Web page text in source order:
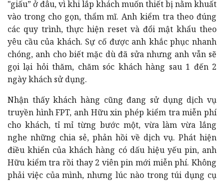
"giấu” ở đâu, vì khi lắp khách muốn thiết bị nằm khuất
vào trong cho gọn, thẩm mĩ. Anh kiểm tra theo đúng
các quy trình, thực hiện reset và đổi mật khẩu theo
yêu cầu của khách. Sự cố được anh khắc phục nhanh
chóng, anh cho biết mặc dù đã sửa nhưng anh vẫn sẽ
gọi lại hỏi thăm, chăm sóc khách hàng sau 1 đến 2
ngày khách sử dụng.
Nhận thấy khách hàng cũng đang sử dụng dịch vụ
truyền hình FPT, anh Hữu xin phép kiểm tra miễn phí
cho khách, tỉ mỉ từng bước một, vừa làm vừa lắng
nghe những chia sẻ, phản hồi về dịch vụ. Phát hiện
điều khiển của khách hàng có dấu hiệu yếu pin, anh
Hữu kiểm tra rồi thay 2 viên pin mới miễn phí. Không
phải việc của mình, nhưng lúc nào trong túi dụng cụ